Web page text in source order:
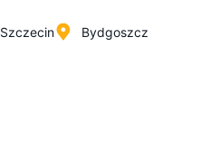
Szczecin Bydgoszcz